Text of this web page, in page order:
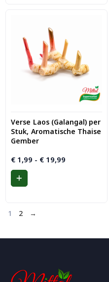
Verse Laos (Galangal) per
Stuk, Aromatische Thaise
Gember
€ 1,99 - € 19,99
1 2 →